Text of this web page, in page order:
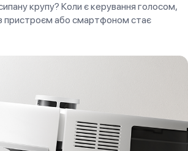
крупу? Коли є керування голосом,
пристроєм або смартфоном стає